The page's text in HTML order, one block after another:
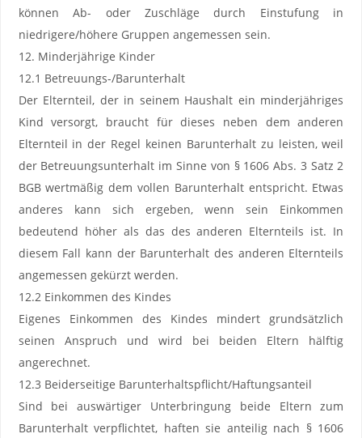
können Ab- oder Zuschläge durch Einstufung in
niedrigere/höhere Gruppen angemessen sein.
12. Minderjährige Kinder
12.1 Betreuungs-/Barunterhalt
Der Elternteil, der in seinem Haushalt ein minderjähriges
Kind versorgt, braucht für dieses neben dem anderen
Elternteil in der Regel keinen Barunterhalt zu leisten, weil
der Betreuungsunterhalt im Sinne von § 1606 Abs. 3 Satz 2
BGB wertmäßig dem vollen Barunterhalt entspricht. Etwas
anderes kann sich ergeben, wenn sein Einkommen
bedeutend höher als das des anderen Elternteils ist. In
diesem Fall kann der Barunterhalt des anderen Elternteils
angemessen gekürzt werden.
12.2 Einkommen des Kindes
Eigenes Einkommen des Kindes mindert grundsätzlich
seinen Anspruch und wird bei beiden Eltern hälftig
angerechnet.
12.3 Beiderseitige Barunterhaltspflicht/Haftungsanteil
Sind bei auswärtiger Unterbringung beide Eltern zum
Barunterhalt verpflichtet, haften sie anteilig nach § 1606